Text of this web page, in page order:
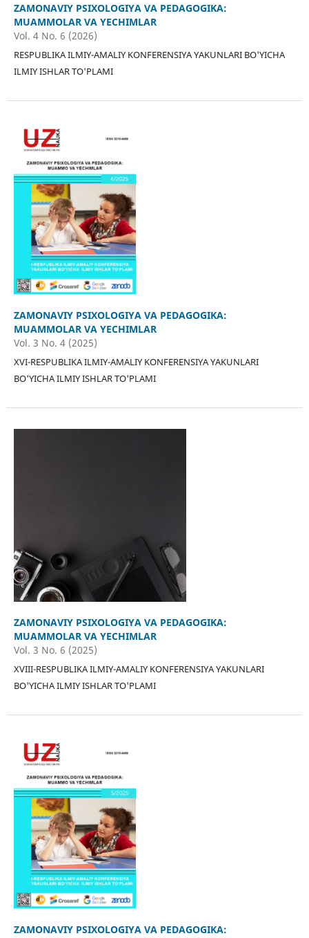
ZAMONAVIY PSIXOLOGIYA VA PEDAGOGIKA:
MUAMMOLAR VA YECHIMLAR
Vol. 4 No. 6 (2026)
RESPUBLIKA ILMIY-AMALIY KONFERENSIYA YAKUNLARI BO'YICHA
ILMIY ISHLAR TO'PLAMI
ZAMONAVIY PSIXOLOGIYA VA PEDAGOGIKA:
MUAMMOLAR VA YECHIMLAR
Vol. 3 No. 4 (2025)
XVI-RESPUBLIKA ILMIY-AMALIY KONFERENSIYA YAKUNLARI
BO'YICHA ILMIY ISHLAR TO'PLAMI
ZAMONAVIY PSIXOLOGIYA VA PEDAGOGIKA:
MUAMMOLAR VA YECHIMLAR
Vol. 3 No. 6 (2025)
XVIII-RESPUBLIKA ILMIY-AMALIY KONFERENSIYA YAKUNLARI
BO'YICHA ILMIY ISHLAR TO'PLAMI
ZAMONAVIY PSIXOLOGIYA VA PEDAGOGIKA: